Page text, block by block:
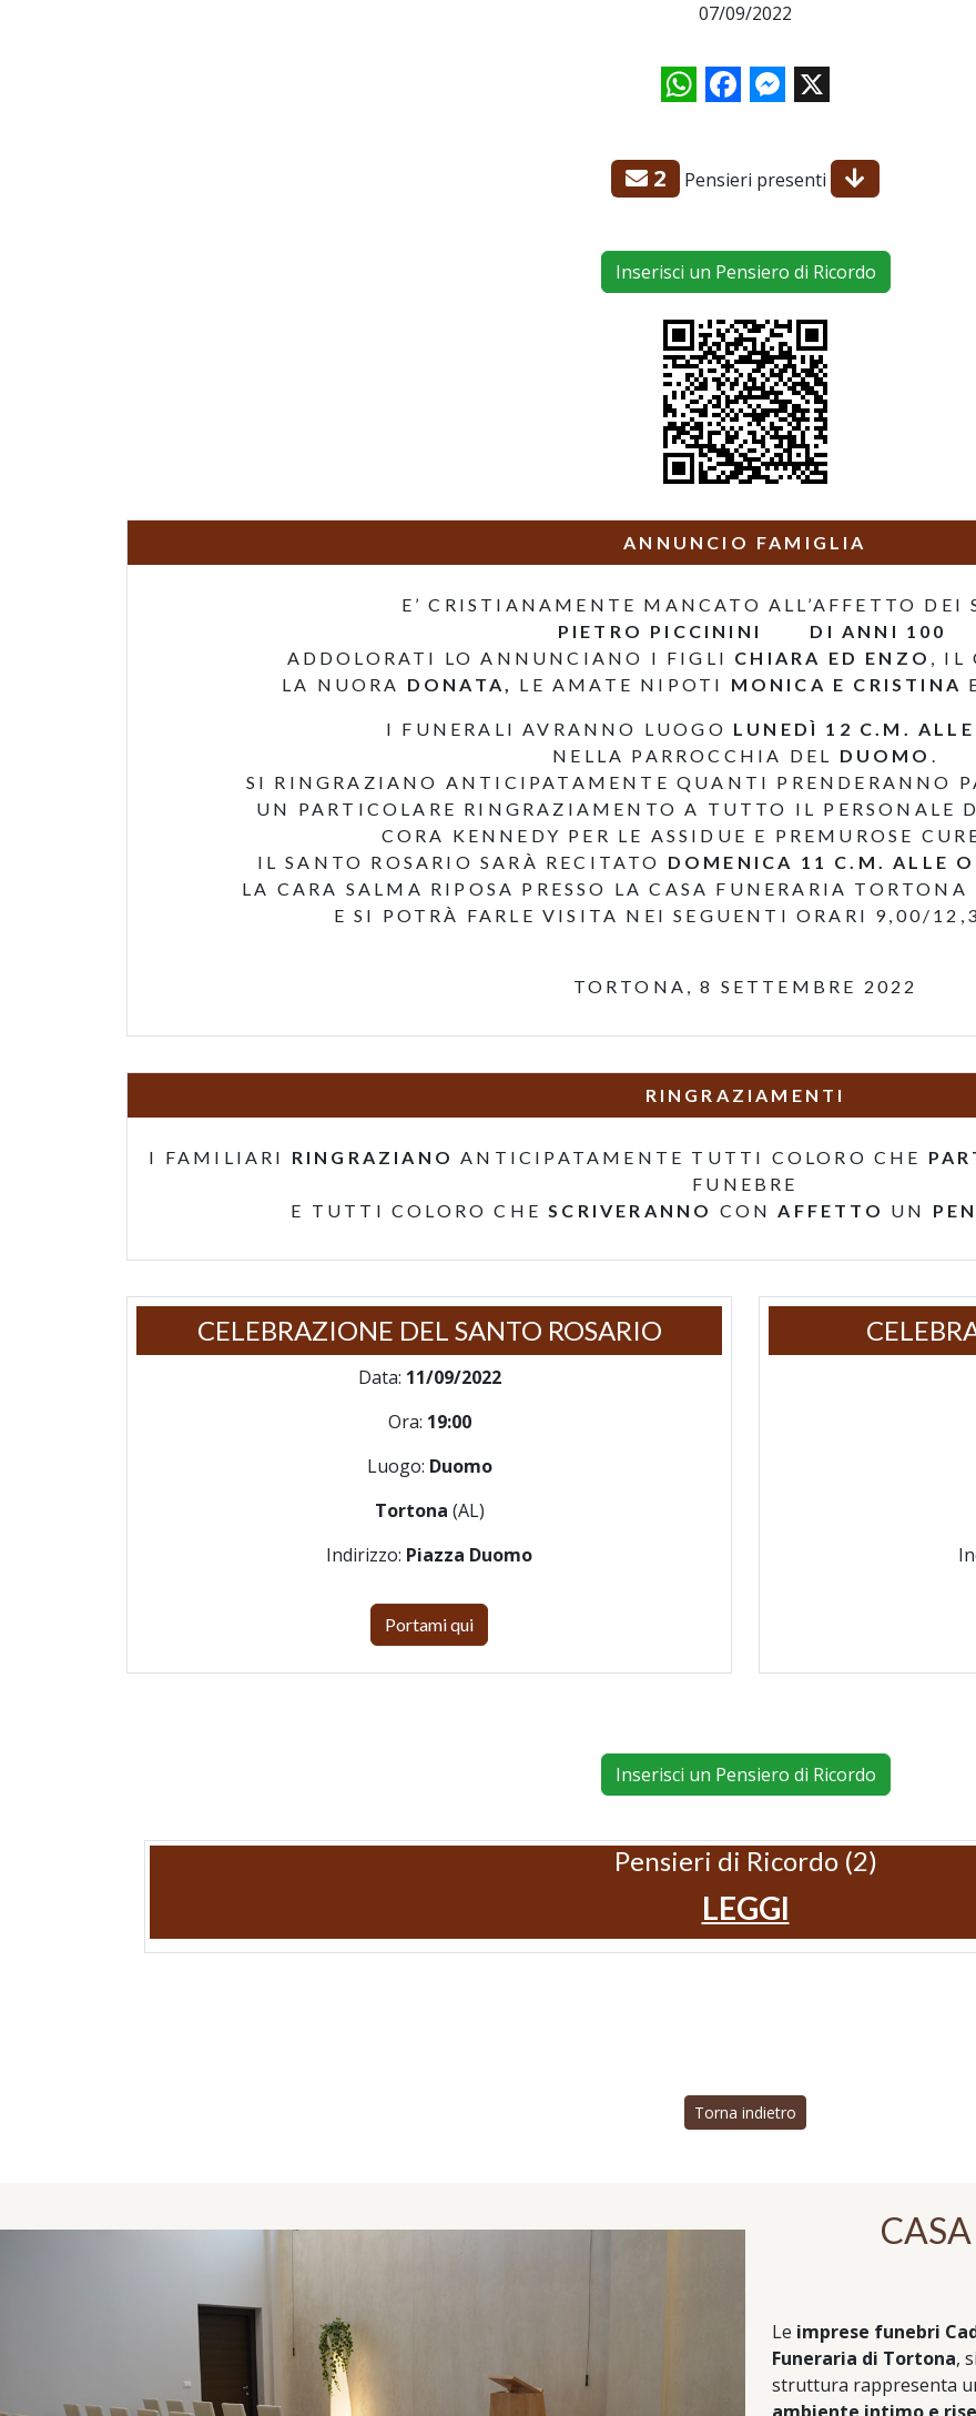
07/09/2022
WhatsAppFacebookMessenger
X
2 Pensieri presenti
Inserisci un Pensiero di Ricordo
ANNUNCIO FAMIGLIA
E’ CRISTIANAMENTE MANCATO ALL’AFFETTO DEI
PIETRO PICCININI DI ANNI 100
ADDOLORATI LO ANNUNCIANO I FIGLI CHIARA ED ENZO , IL
LA NUORA DONATA, LE AMATE NIPOTI MONICA E CRISTINA
I FUNERALI AVRANNO LUOGO LUNEDÌ 12 C.M.
NELLA PARROCCHIA DEL DUOMO .
SI RINGRAZIANO ANTICIPATAMENTE QUANTI PRENDERANNO
UN PARTICOLARE RINGRAZIAMENTO A TUTTO IL PERSONALE
CORA KENNEDY PER LE ASSIDUE E PREMUROSE
IL SANTO ROSARIO SARÀ RECITATO DOMENICA 11 C.M. ALLE
LA CARA SALMA RIPOSA PRESSO LA CASA FUNERARIA
E SI POTRÀ FARLE VISITA NEI SEGUENTI ORARI 9,00/
TORTONA, 8 SETTEMBRE 2022
RINGRAZIAMENTI
I FAMILIARI RINGRAZIANO ANTICIPATAMENTE TUTTI COLORO CHE
FUNEBRE
E TUTTI COLORO CHESCRIVERANNO CONAFFETTO UN
CELEBRAZIONE DEL SANTO ROSARIO
Data: 11/09/2022
Ora: 19:00
Luogo: Duomo
Tortona (AL)
Indirizzo: Piazza Duomo
Portami qui
Inserisci un Pensiero di Ricordo
Pensieri di Ricordo (2)
LEGGI
Torna indietro
Le imprese funebri
Funeraria di Tortona,
struttura rappresenta